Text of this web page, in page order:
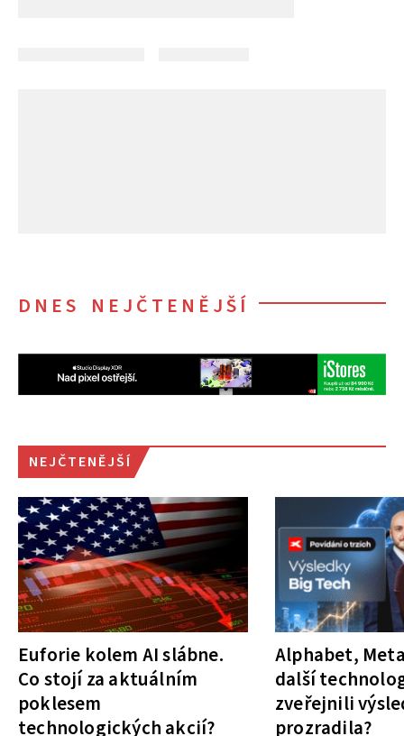
DNES NEJČTENĚJŠÍ
NEJČTENĚJŠÍ
Euforie kolem AI slábne.
Co stojí za aktuálním
poklesem
technologických akcií?
Alphabet,
další
zveřejnili
prozradila?